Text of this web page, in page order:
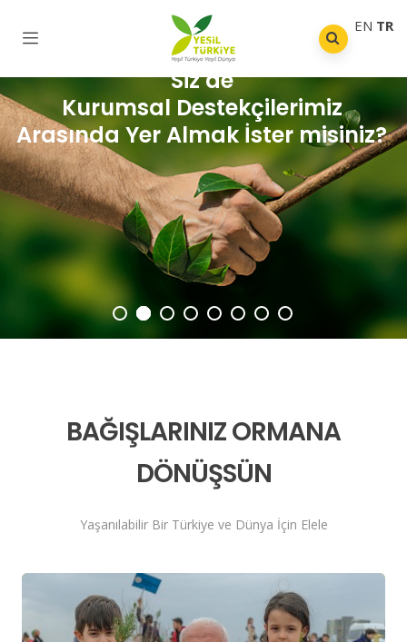
Siz de
Kurumsal Destekçilerimiz
Arasında Yer Almak İster misiniz?
BAĞIŞLARINIZ ORMANA
DÖNÜŞSÜN
Yaşanılabilir Bir Türkiye ve Dünya İçin Elele
EN TR